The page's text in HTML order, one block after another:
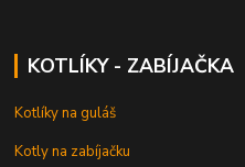
KOTLÍKY - ZABÍJAČKA
Kotlíky na guláš
Kotly na zabíjačku